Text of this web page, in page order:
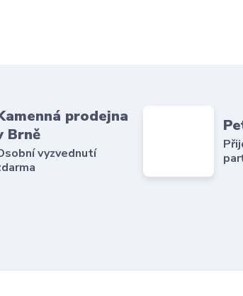
prodejna
Brně
vyzvednutí